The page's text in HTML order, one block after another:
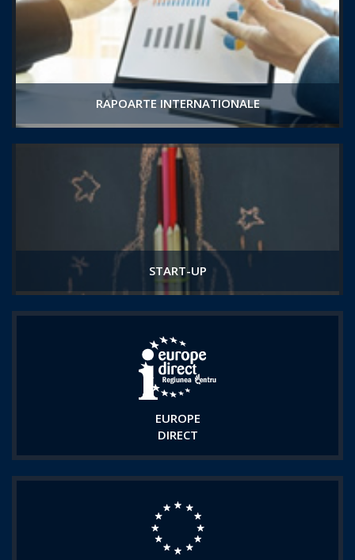
RAPOARTE INTERNATIONALE
START-UP
EUROPE
DIRECT